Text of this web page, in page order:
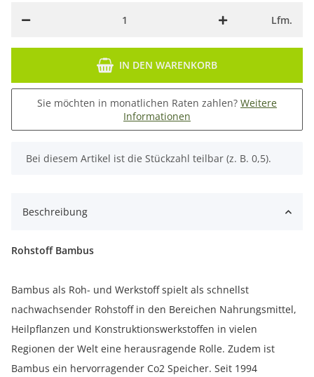
Lfm.
IN DEN WARENKORB
Sie möchten in monatlichen Raten zahlen? Weitere
Informationen
x
Bei diesem Artikel ist die Stückzahl teilbar (z. B. 0,5).
Beschreibung
Rohstoff Bambus
Bambus als Roh- und Werkstoff spielt als schnellst
nachwachsender Rohstoff in den Bereichen Nahrungsmittel,
Heilpflanzen und Konstruktionswerkstoffen in vielen
Regionen der Welt eine herausragende Rolle. Zudem ist
Bambus ein hervorragender Co2 Speicher. Seit 1994